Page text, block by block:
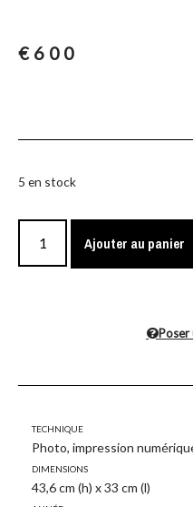
€ 600
5 en stock
Ajouter au panier
Poser
Technique
Photo, impression
Dimensions
43,6 cm (h) x 33 cm (l)